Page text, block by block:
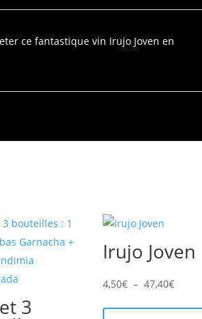
ce fantastique vin Irujo Joven en
3
Irujo Joven
4,50€ – 47,40€Plage